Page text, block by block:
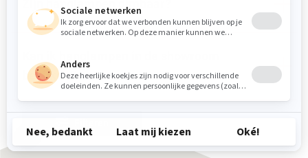
Zijn hanglampen dimbaar?
bekijken?